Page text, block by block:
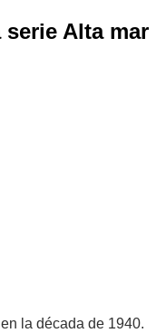
Alta mar
la década de 1940.